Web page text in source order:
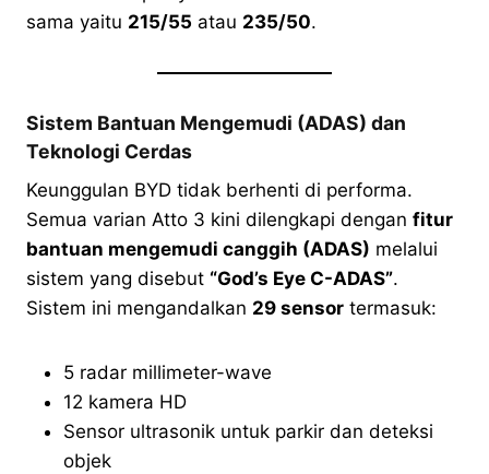
sama yaitu 215/55 atau 235/50.
Sistem Bantuan Mengemudi (ADAS) dan
Teknologi Cerdas
Keunggulan BYD tidak berhenti di performa.
Semua varian Atto 3 kini dilengkapi dengan fitur
bantuan mengemudi canggih (ADAS) melalui
sistem yang disebut “God’s Eye C-ADAS”.
Sistem ini mengandalkan 29 sensor termasuk:
5 radar millimeter-wave
12 kamera HD
Sensor ultrasonik untuk parkir dan deteksi
objek